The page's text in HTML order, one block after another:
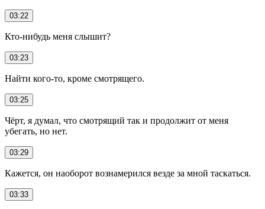
03:22
Кто-нибудь меня слышит?
03:23
Найти кого-то, кроме смотрящего.
03:25
Чёрт, я думал, что смотрящий так и продолжит от меня
убегать, но нет.
03:29
Кажется, он наоборот вознамерился везде за мной таскаться.
03:33